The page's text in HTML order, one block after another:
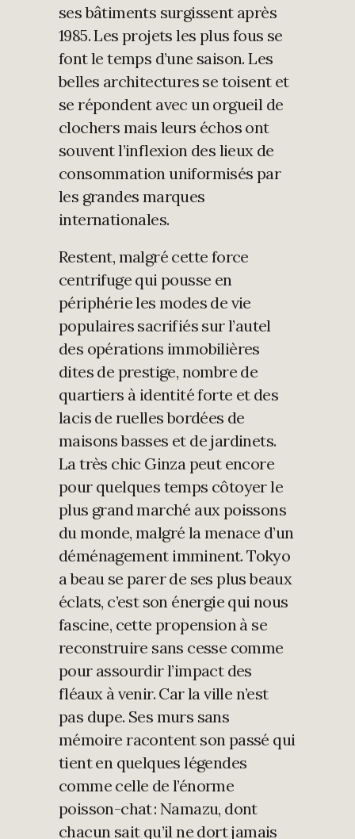
ses bâtiments surgissent après
1985. Les projets les plus fous se
font le temps d’une saison. Les
belles architectures se toisent et
se répondent avec un orgueil de
clochers mais leurs échos ont
souvent l’inflexion des lieux de
consommation uniformisés par
les grandes marques
internationales.
Restent, malgré cette force
centrifuge qui pousse en
périphérie les modes de vie
populaires sacrifiés sur l’autel
des opérations immobilières
dites de prestige, nombre de
quartiers à identité forte et des
lacis de ruelles bordées de
maisons basses et de jardinets.
La très chic Ginza peut encore
pour quelques temps côtoyer le
plus grand marché aux poissons
du monde, malgré la menace d’un
déménagement imminent. Tokyo
a beau se parer de ses plus beaux
éclats, c’est son énergie qui nous
fascine, cette propension à se
reconstruire sans cesse comme
pour assourdir l’impact des
fléaux à venir. Car la ville n’est
pas dupe. Ses murs sans
mémoire racontent son passé qui
tient en quelques légendes
comme celle de l’énorme
poisson-chat : Namazu, dont
chacun sait qu’il ne dort jamais